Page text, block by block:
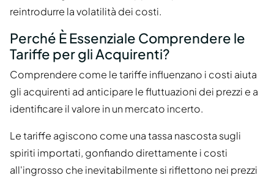
reintrodurre la volatilità dei costi.
Perché È Essenziale Comprendere le
Tariffe per gli Acquirenti?
Comprendere come le tariffe influenzano i costi aiuta
gli acquirenti ad anticipare le fluttuazioni dei prezzi e a
identificare il valore in un mercato incerto.
Le tariffe agiscono come una tassa nascosta sugli
spiriti importati, gonfiando direttamente i costi
all'ingrosso che inevitabilmente si riflettono nei prezzi